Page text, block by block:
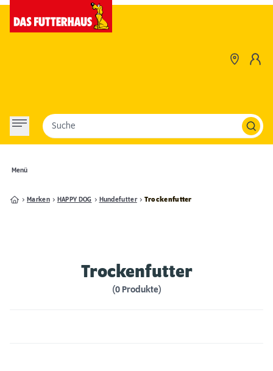
Menü
Suche
Marken HAPPY DOG Hundefutter Trockenfutter
Trockenfutter
(0 Produkte)